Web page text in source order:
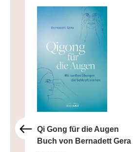
Qi Gong für die Augen
Buch von Bernadett Gera